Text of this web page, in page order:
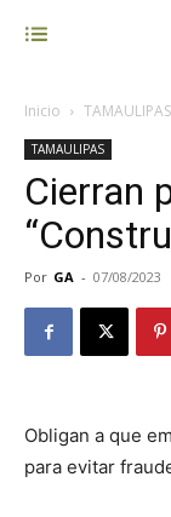
Inicio TAMAULIPAS
TAMAULIPAS
Cierran
Por GA - 07/08/2023
Obligan a que
para evitar